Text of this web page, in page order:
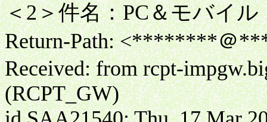
＜2＞件名：PC＆モバイ
Return-Path: <********＠
Received: from rcpt-
(RCPT_GW)